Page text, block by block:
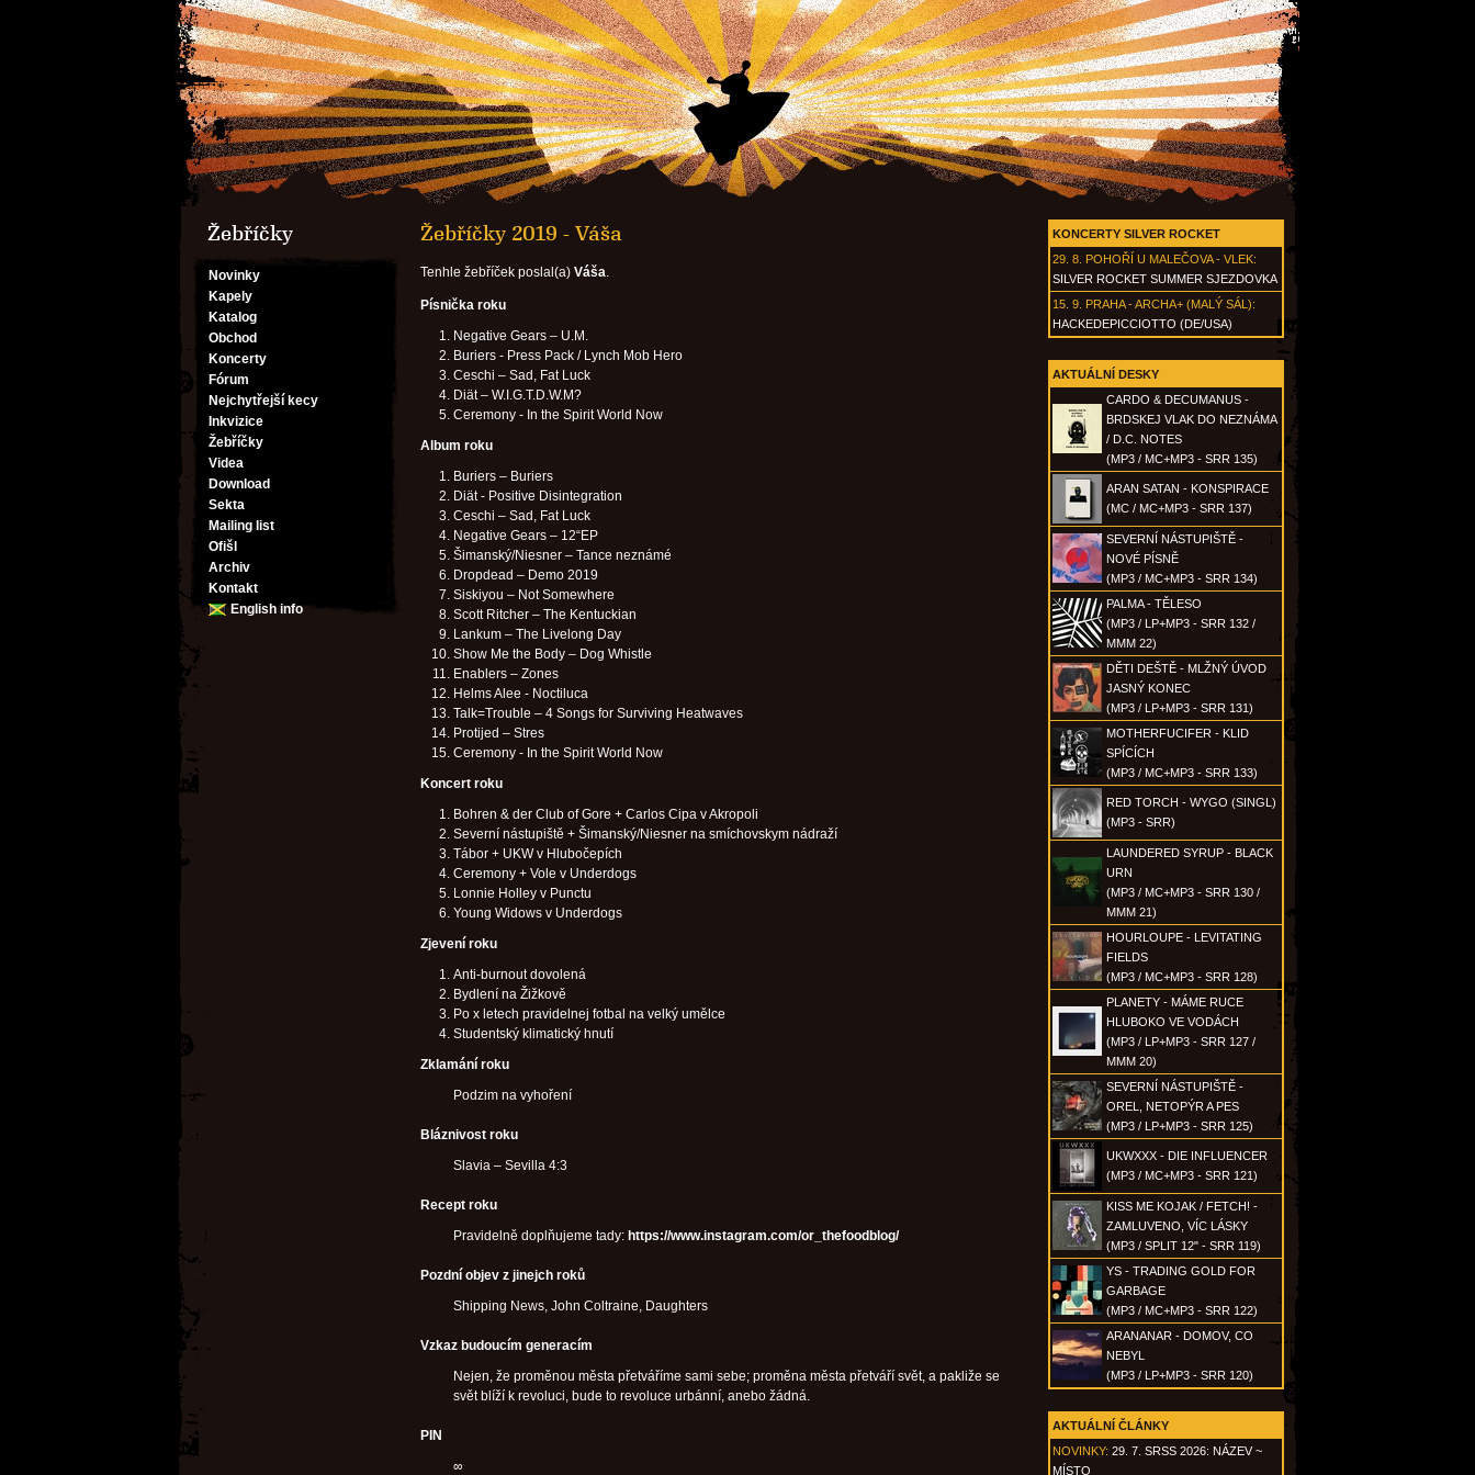
Žebříčky
Novinky
Kapely
Katalog
Obchod
Koncerty
Fórum
Nejchytřejší kecy
Inkvizice
Žebříčky
Videa
Download
Sekta
Mailing list
Ofišl
Archiv
Kontakt
English info
KONCERTY SILVER ROCKET
29. 8. POHOŘÍ U MALEČOVA - VLEK:
SILVER ROCKET SUMMER SJEZDOVKA
15. 9. PRAHA - ARCHA+ (MALÝ SÁL):
HACKEDEPICCIOTTO (DE/USA)
AKTUÁLNÍ DESKY
CARDO & DECUMANUS -
BRDSKEJ VLAK DO NEZNÁMA
/ D.C. NOTES
(MP3 / MC+MP3 - SRR 135)
ARAN SATAN - KONSPIRACE
(MC / MC+MP3 - SRR 137)
SEVERNÍ NÁSTUPIŠTĚ -
NOVÉ PÍSNĚ
(MP3 / MC+MP3 - SRR 134)
PALMA - TĚLESO
(MP3 / LP+MP3 - SRR 132 /
MMM 22)
DĚTI DEŠTĚ - MLŽNÝ ÚVOD
JASNÝ KONEC
(MP3 / LP+MP3 - SRR 131)
MOTHERFUCIFER - KLID
SPÍCÍCH
(MP3 / MC+MP3 - SRR 133)
RED TORCH - WYGO (SINGL)
(MP3 - SRR)
LAUNDERED SYRUP - BLACK
URN
(MP3 / MC+MP3 - SRR 130 /
MMM 21)
HOURLOUPE - LEVITATING
FIELDS
(MP3 / MC+MP3 - SRR 128)
PLANETY - MÁME RUCE
HLUBOKO VE VODÁCH
(MP3 / LP+MP3 - SRR 127 /
MMM 20)
SEVERNÍ NÁSTUPIŠTĚ -
OREL, NETOPÝR A PES
(MP3 / LP+MP3 - SRR 125)
UKWXXX - DIE INFLUENCER
(MP3 / MC+MP3 - SRR 121)
KISS ME KOJAK / FETCH! -
ZAMLUVENO, VÍC LÁSKY
(MP3 / SPLIT 12" - SRR 119)
YS - TRADING GOLD FOR
GARBAGE
(MP3 / MC+MP3 - SRR 122)
ARANANAR - DOMOV, CO
NEBYL
(MP3 / LP+MP3 - SRR 120)
AKTUÁLNÍ ČLÁNKY
NOVINKY: 29. 7. SRSS 2026: NÁZEV ~
MÍSTO
Žebříčky 2019 - Váša
Tenhle žebříček poslal(a) Váša.
Písnička roku
Negative Gears – U.M.
Buriers - Press Pack / Lynch Mob Hero
Ceschi – Sad, Fat Luck
Diät – W.I.G.T.D.W.M?
Ceremony - In the Spirit World Now
Album roku
Buriers – Buriers
Diät - Positive Disintegration
Ceschi – Sad, Fat Luck
Negative Gears – 12“EP
Šimanský/Niesner – Tance neznámé
Dropdead – Demo 2019
Siskiyou – Not Somewhere
Scott Ritcher – The Kentuckian
Lankum – The Livelong Day
Show Me the Body – Dog Whistle
Enablers – Zones
Helms Alee - Noctiluca
Talk=Trouble – 4 Songs for Surviving Heatwaves
Protijed – Stres
Ceremony - In the Spirit World Now
Koncert roku
Bohren & der Club of Gore + Carlos Cipa v Akropoli
Severní nástupiště + Šimanský/Niesner na smíchovskym nádraží
Tábor + UKW v Hlubočepích
Ceremony + Vole v Underdogs
Lonnie Holley v Punctu
Young Widows v Underdogs
Zjevení roku
Anti-burnout dovolená
Bydlení na Žižkově
Po x letech pravidelnej fotbal na velký umělce
Studentský klimatický hnutí
Zklamání roku
Podzim na vyhoření
Bláznivost roku
Slavia – Sevilla 4:3
Recept roku
Pravidelně doplňujeme tady: https://www.instagram.com/or_thefoodblog/
Pozdní objev z jinejch roků
Shipping News, John Coltraine, Daughters
Vzkaz budoucím generacím
Nejen, že proměnou města přetváříme sami sebe; proměna města přetváří svět, a pakliže se
svět blíží k revoluci, bude to revoluce urbánní, anebo žádná.
PIN
∞